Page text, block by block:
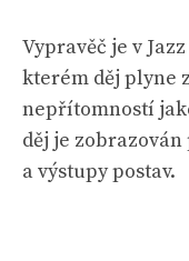
Vypravěč je v
kterém děj plyne
nepřítomností
děj je
a výstupy postav.